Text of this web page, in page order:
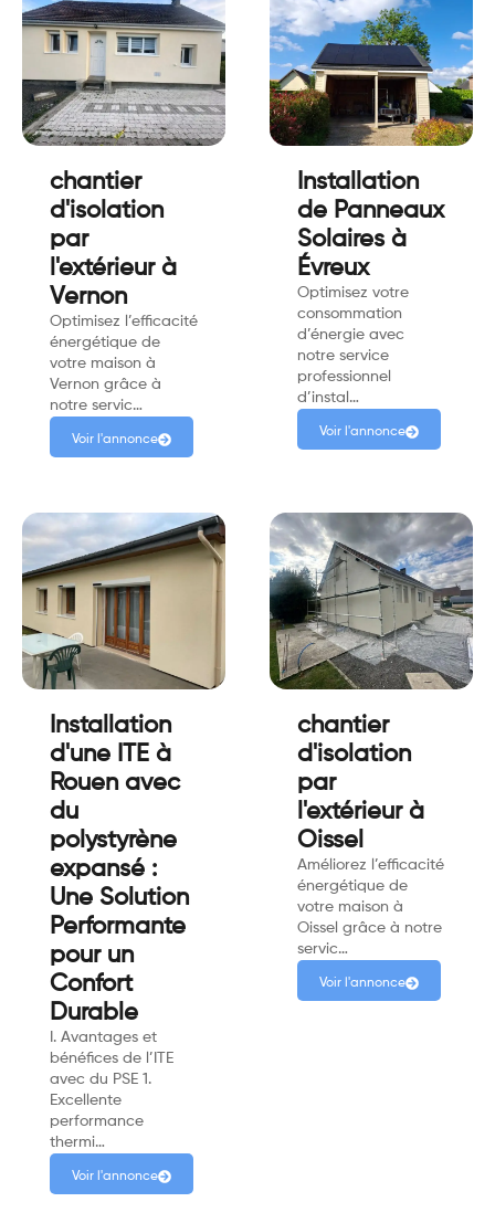
chantier
d'isolation
par
l'extérieur à
Vernon
Optimisez l’efficacité
énergétique de
votre maison à
Vernon grâce à
notre servic…
Voir l'annonce
Installation
de Panneaux
Solaires à
Évreux
Optimisez votre
consommation
d’énergie avec
notre service
professionnel
d’instal…
Voir l'annonce
Installation
d'une ITE à
Rouen avec
du
polystyrène
expansé :
Une Solution
Performante
pour un
Confort
Durable
I. Avantages et
bénéfices de l’ITE
avec du PSE 1.
Excellente
performance
thermi…
Voir l'annonce
chantier
d'isolation
par
l'extérieur à
Oissel
Améliorez l’efficacité
énergétique de
votre maison à
Oissel grâce à notre
servic…
Voir l'annonce